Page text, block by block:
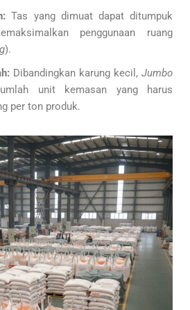
Tas yang dimuat dapat ditumpuk
penggunaan ruang
).
Dibandingkan karung kecil, Jumbo
unit kemasan yang harus
per ton produk.